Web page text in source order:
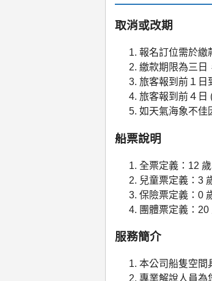
取消或改期
報名訂位需於繳
繳款期限為三日
旅客報到前１日
旅客報到前４日
如天氣海象不佳
船票說明
全票定義：12 歲
兒童票定義：3
保險票定義：0
團體票定義：
服務簡介
本公司船隻空間
專業解說人員為